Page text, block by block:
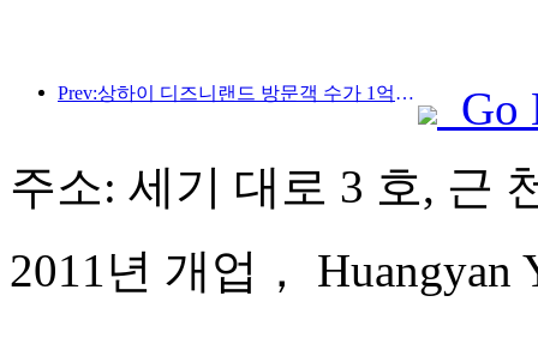
Prev:상하이 디즈니랜드 방문객 수가 1억 명을 돌파하면서, 4번째 테마호텔이 확장됩니다.
Go
주소: 세기 대로 3 호, 근
2011년 개업， Huangyan